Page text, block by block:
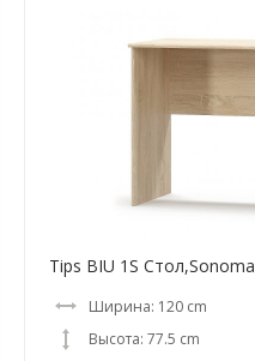
Tips BIU 1S Стол,Sonoma
Ширина: 120 cm
Высота: 77.5 cm